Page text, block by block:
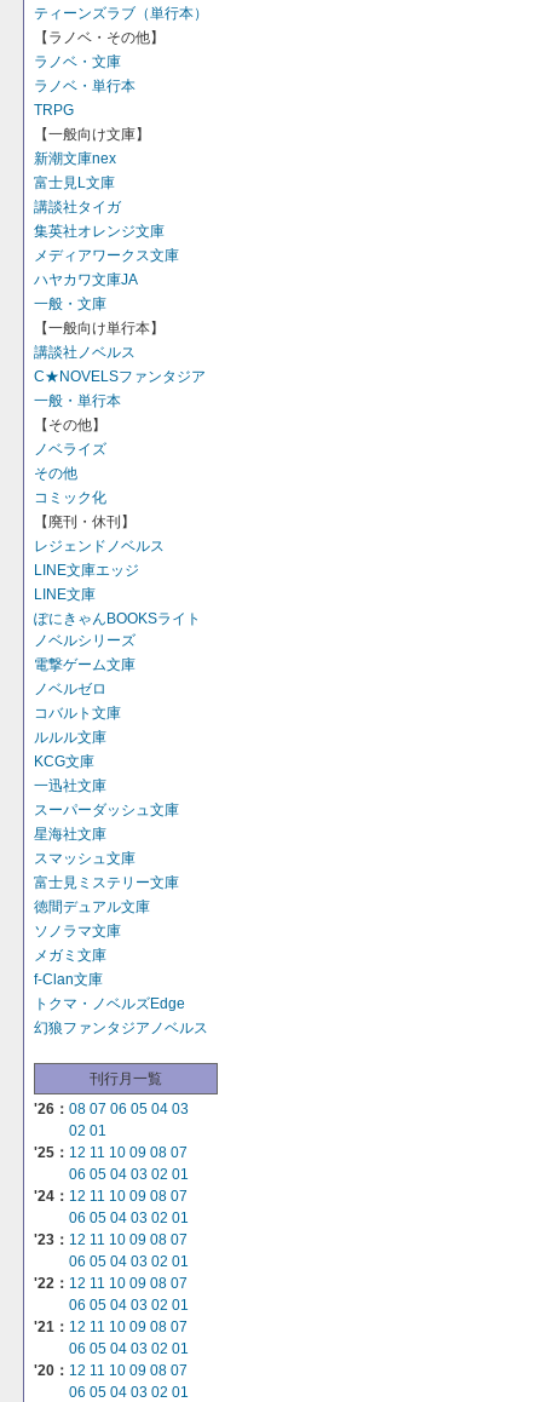
ティーンズラブ（単行本）
【ラノベ・その他】
ラノベ・文庫
ラノベ・単行本
TRPG
【一般向け文庫】
新潮文庫nex
富士見L文庫
講談社タイガ
集英社オレンジ文庫
メディアワークス文庫
ハヤカワ文庫JA
一般・文庫
【一般向け単行本】
講談社ノベルス
C★NOVELSファンタジア
一般・単行本
【その他】
ノベライズ
その他
コミック化
【廃刊・休刊】
レジェンドノベルス
LINE文庫エッジ
LINE文庫
ぽにきゃんBOOKSライト
ノベルシリーズ
電撃ゲーム文庫
ノベルゼロ
コバルト文庫
ルルル文庫
KCG文庫
一迅社文庫
スーパーダッシュ文庫
星海社文庫
スマッシュ文庫
富士見ミステリー文庫
徳間デュアル文庫
ソノラマ文庫
メガミ文庫
f-Clan文庫
トクマ・ノベルズEdge
幻狼ファンタジアノベルス
刊行月一覧
'26： 08 07 06 05 04 03
02 01
'25： 12 11 10 09 08 07
06 05 04 03 02 01
'24： 12 11 10 09 08 07
06 05 04 03 02 01
'23： 12 11 10 09 08 07
06 05 04 03 02 01
'22： 12 11 10 09 08 07
06 05 04 03 02 01
'21： 12 11 10 09 08 07
06 05 04 03 02 01
'20： 12 11 10 09 08 07
06 05 04 03 02 01